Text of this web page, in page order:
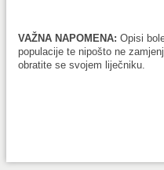
VAŽNA NAPOMENA: Opisi
populacije te nipošto ne
obratite se svojem liječniku.